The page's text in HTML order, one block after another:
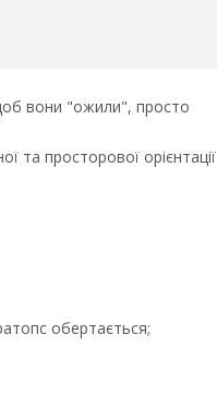
вони "ожили", просто
та просторової орієнтації
обертається;